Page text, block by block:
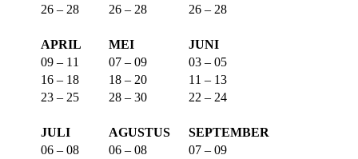
26 – 28
26 – 28 26 – 28
APRIL MEI
JUNI
09 – 11
07 – 09
03 – 05
16 – 18
18 – 20
11 – 13
23 – 25
28 – 30 22 – 24
JULI AGUSTUS
SEPTEMBER
06 – 08
06 – 08
07 – 09